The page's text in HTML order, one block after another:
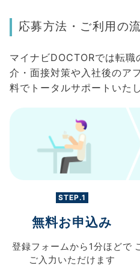
応募方法・ご利用の
マイナビDOCTORでは転
介・面接対策や入社後のア
料でトータルサポートいたし
STEP.1
無料お申込み
登録フォームから 1分ほどで
ご入力 いただけます